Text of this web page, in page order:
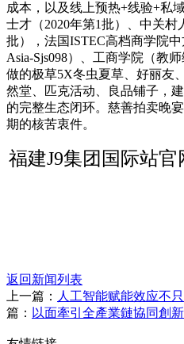
成本，以及线上预热+线验+私
士才（2020年第1批）、中关村
批），法国ISTEC高档商学院
Asia-Sjs098）、工商学院（教
做的极草5X冬虫夏草、好丽友
然堂、匹克活动、良品铺子，
的完整生态闭环。慈善拍卖晚
期的核苦衷件。
福建J9集团国际站官
返回新闻列表
上一篇： 人工智能赋能效应不
篇： 以面牽引全產業鏈協同創新